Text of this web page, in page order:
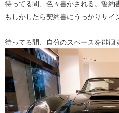
待ってる間、色々書かされる。誓約
もしかしたら契約書にうっかりサイ
待ってる間、自分のスペースを徘徊